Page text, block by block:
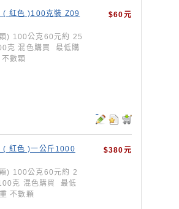
$60元
( 紅色 )100克裝 Z09
) 100公克60元約 25
克 混色購買 最低購
數顆
$380元
( 紅色 )一公斤1000
) 100公克60元約 2
克 混色購買 最低
不數顆